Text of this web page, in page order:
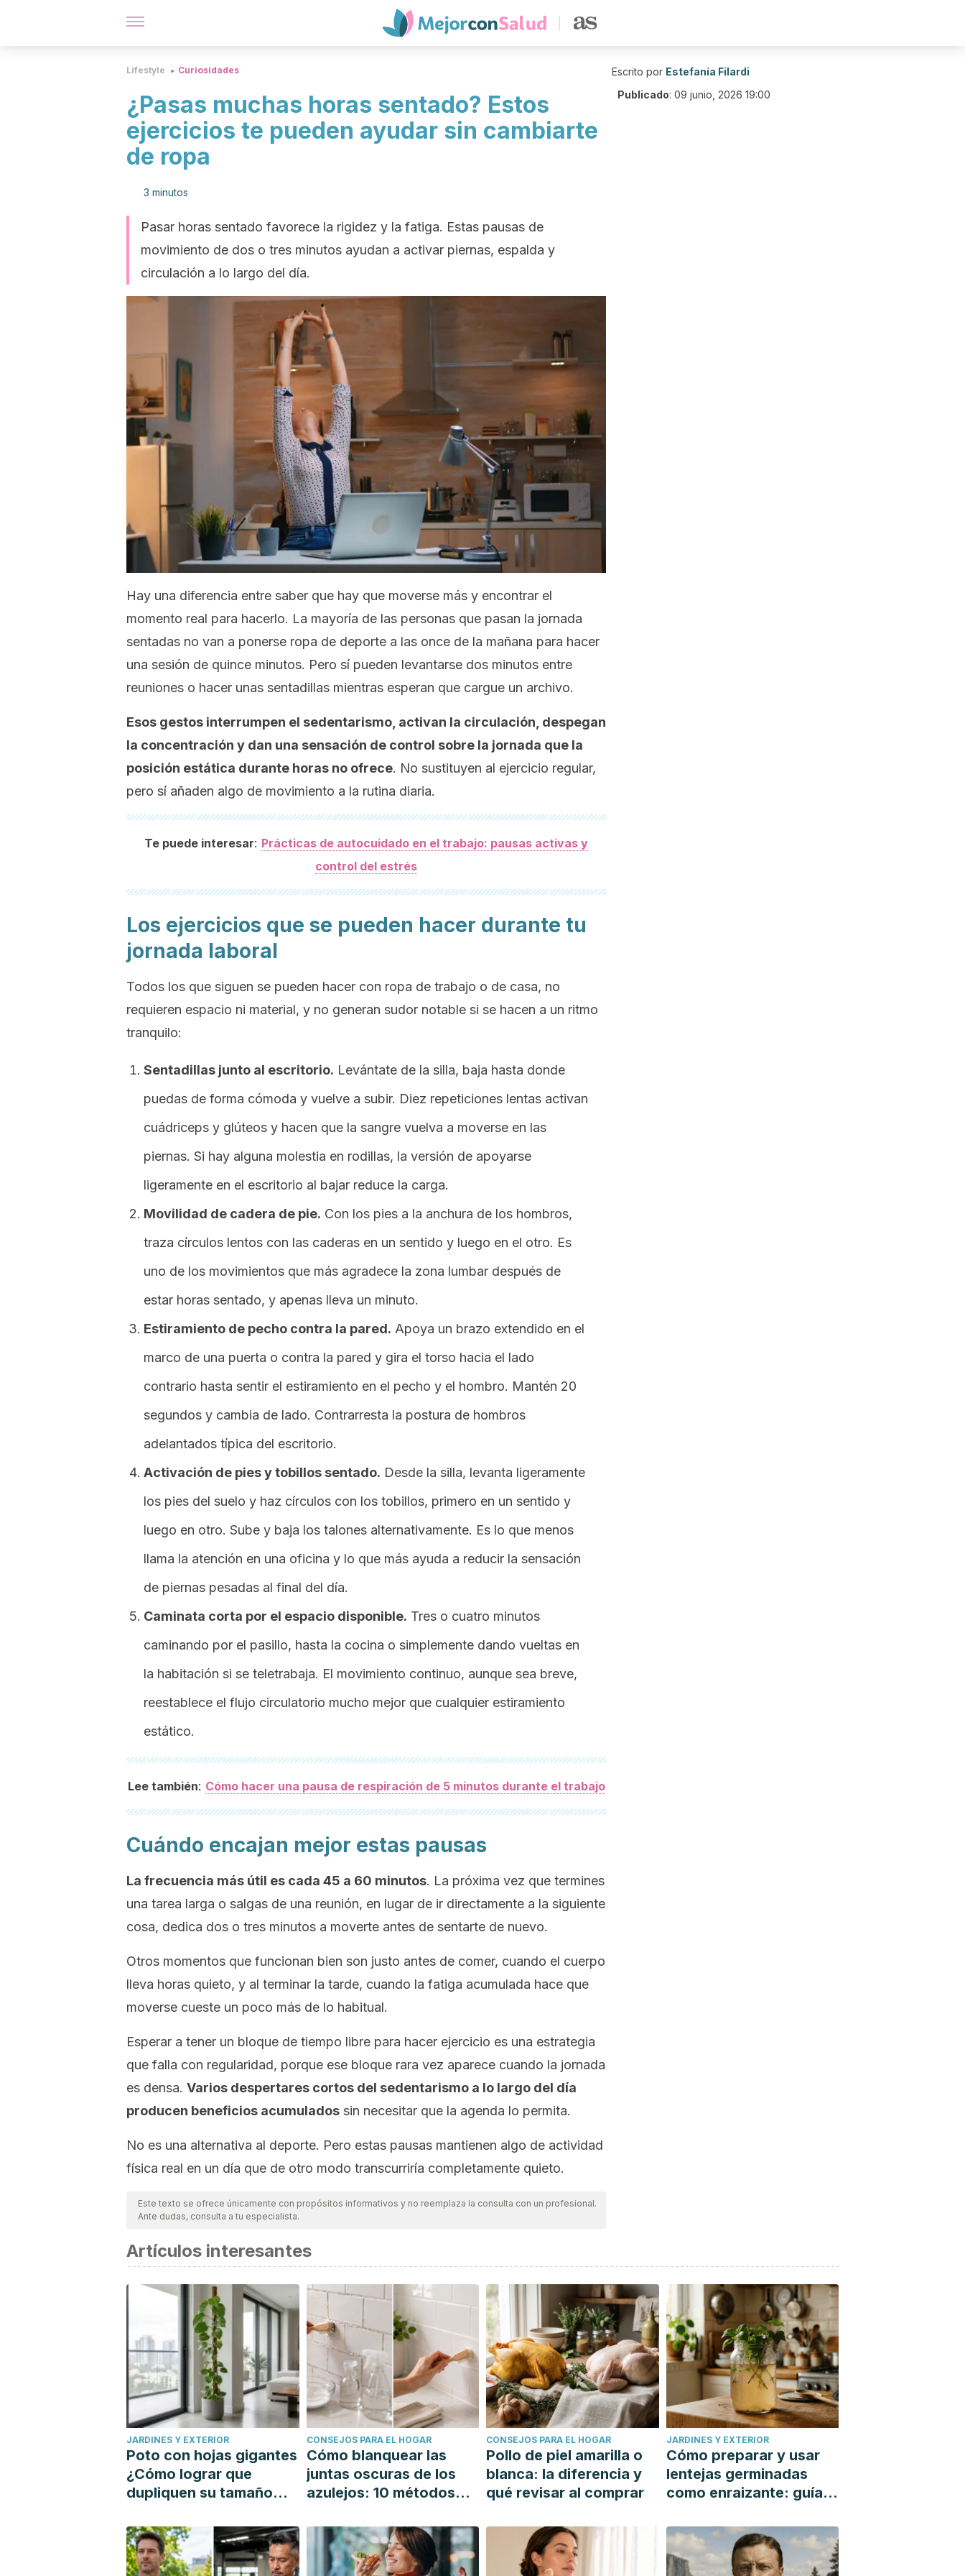
Lifestyle Curiosidades
¿Pasas muchas horas sentado? Estos
ejercicios te pueden ayudar sin cambiarte
de ropa
3 minutos
Pasar horas sentado favorece la rigidez y la fatiga. Estas pausas de
movimiento de dos o tres minutos ayudan a activar piernas, espalda y
circulación a lo largo del día.
Hay una diferencia entre saber que hay que moverse más y encontrar el
momento real para hacerlo. La mayoría de las personas que pasan la jornada
sentadas no van a ponerse ropa de deporte a las once de la mañana para hacer
una sesión de quince minutos. Pero sí pueden levantarse dos minutos entre
reuniones o hacer unas sentadillas mientras esperan que cargue un archivo.
Esos gestos interrumpen el sedentarismo, activan la circulación, despegan
la concentración y dan una sensación de control sobre la jornada que la
posición estática durante horas no ofrece. No sustituyen al ejercicio regular,
pero sí añaden algo de movimiento a la rutina diaria.
Te puede interesar: Prácticas de autocuidado en el trabajo: pausas activas y
control del estrés
Los ejercicios que se pueden hacer durante tu
jornada laboral
Todos los que siguen se pueden hacer con ropa de trabajo o de casa, no
requieren espacio ni material, y no generan sudor notable si se hacen a un ritmo
tranquilo:
Sentadillas junto al escritorio. Levántate de la silla, baja hasta donde
puedas de forma cómoda y vuelve a subir. Diez repeticiones lentas activan
cuádriceps y glúteos y hacen que la sangre vuelva a moverse en las
piernas. Si hay alguna molestia en rodillas, la versión de apoyarse
ligeramente en el escritorio al bajar reduce la carga.
Movilidad de cadera de pie. Con los pies a la anchura de los hombros,
traza círculos lentos con las caderas en un sentido y luego en el otro. Es
uno de los movimientos que más agradece la zona lumbar después de
estar horas sentado, y apenas lleva un minuto.
Estiramiento de pecho contra la pared. Apoya un brazo extendido en el
marco de una puerta o contra la pared y gira el torso hacia el lado
contrario hasta sentir el estiramiento en el pecho y el hombro. Mantén 20
segundos y cambia de lado. Contrarresta la postura de hombros
adelantados típica del escritorio.
Activación de pies y tobillos sentado. Desde la silla, levanta ligeramente
los pies del suelo y haz círculos con los tobillos, primero en un sentido y
luego en otro. Sube y baja los talones alternativamente. Es lo que menos
llama la atención en una oficina y lo que más ayuda a reducir la sensación
de piernas pesadas al final del día.
Caminata corta por el espacio disponible. Tres o cuatro minutos
caminando por el pasillo, hasta la cocina o simplemente dando vueltas en
la habitación si se teletrabaja. El movimiento continuo, aunque sea breve,
reestablece el flujo circulatorio mucho mejor que cualquier estiramiento
estático.
Lee también: Cómo hacer una pausa de respiración de 5 minutos durante el trabajo
Cuándo encajan mejor estas pausas
La frecuencia más útil es cada 45 a 60 minutos. La próxima vez que termines
una tarea larga o salgas de una reunión, en lugar de ir directamente a la siguiente
cosa, dedica dos o tres minutos a moverte antes de sentarte de nuevo.
Otros momentos que funcionan bien son justo antes de comer, cuando el cuerpo
lleva horas quieto, y al terminar la tarde, cuando la fatiga acumulada hace que
moverse cueste un poco más de lo habitual.
Esperar a tener un bloque de tiempo libre para hacer ejercicio es una estrategia
que falla con regularidad, porque ese bloque rara vez aparece cuando la jornada
es densa. Varios despertares cortos del sedentarismo a lo largo del día
producen beneficios acumulados sin necesitar que la agenda lo permita.
No es una alternativa al deporte. Pero estas pausas mantienen algo de actividad
física real en un día que de otro modo transcurriría completamente quieto.
Este texto se ofrece únicamente con propósitos informativos y no reemplaza la consulta con un profesional.
Ante dudas, consulta a tu especialista.
Escrito por Estefanía Filardi
Publicado: 09 junio, 2026 19:00
Artículos interesantes
JARDINES Y EXTERIOR
Poto con hojas gigantes
¿Cómo lograr que
dupliquen su tamaño
CONSEJOS PARA EL HOGAR
Cómo blanquear las
juntas oscuras de los
azulejos: 10 métodos
CONSEJOS PARA EL HOGAR
Pollo de piel amarilla o
blanca: la diferencia y
qué revisar al comprar
JARDINES Y EXTERIOR
Cómo preparar y usar
lentejas germinadas
como enraizante: guía